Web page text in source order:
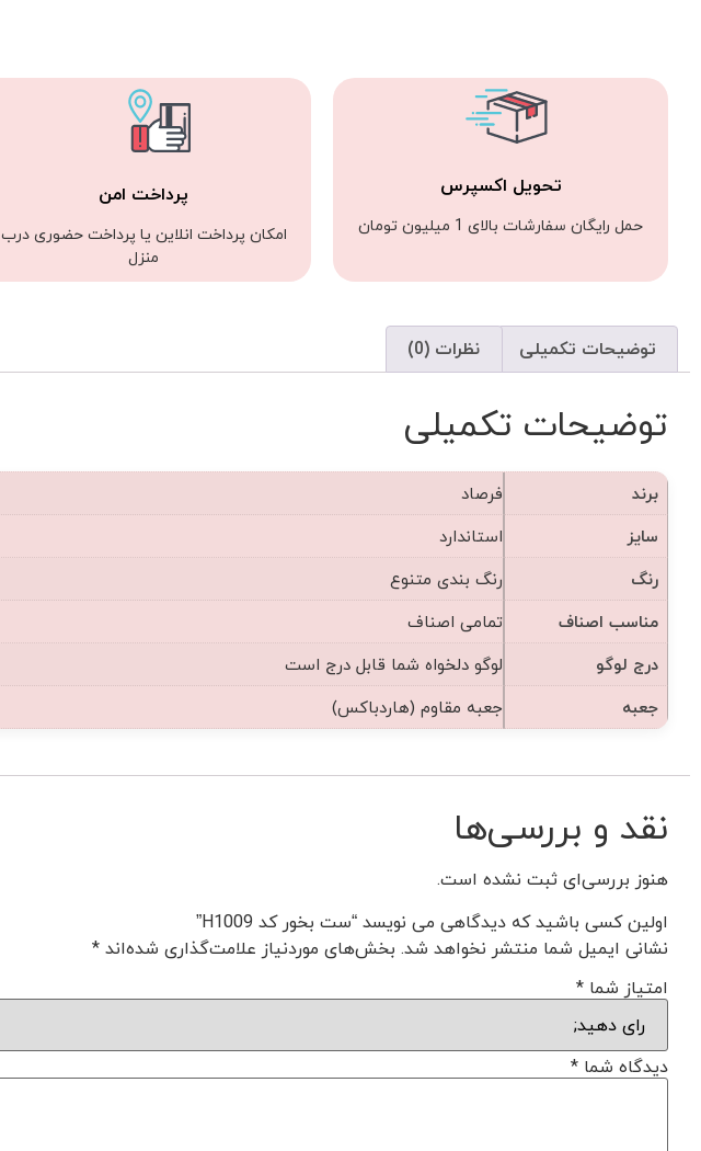
تحویل اکسپرس
حمل رایگان سفارشات بالای 1 میلیون تومان
پرداخت امن
امکان پرداخت انلاین یا پرداخت حضوری درب
منزل
توضیحات تکمیلی نظرات (0)
توضیحات تکمیلی
برند
فرصاد
سایز
استاندارد
رنگ
رنگ بندی متنوع
مناسب اصناف
تمامی اصناف
درج لوگو
لوگو دلخواه شما قابل درج است
جعبه
جعبه مقاوم (هاردباکس)
نقد و بررسی‌ها
هنوز بررسی‌ای ثبت نشده است.
اولین کسی باشید که دیدگاهی می نویسد “ست بخور کد H1009”
نشانی ایمیل شما منتشر نخواهد شد. بخش‌های موردنیاز علامت‌گذاری شده‌اند*
امتیاز شما *
دیدگاه شما *